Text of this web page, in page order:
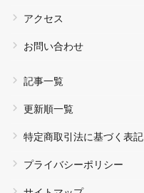
アクセス
お問い合わせ
記事一覧
更新順一覧
特定商取引法に基づく表記
プライバシーポリシー